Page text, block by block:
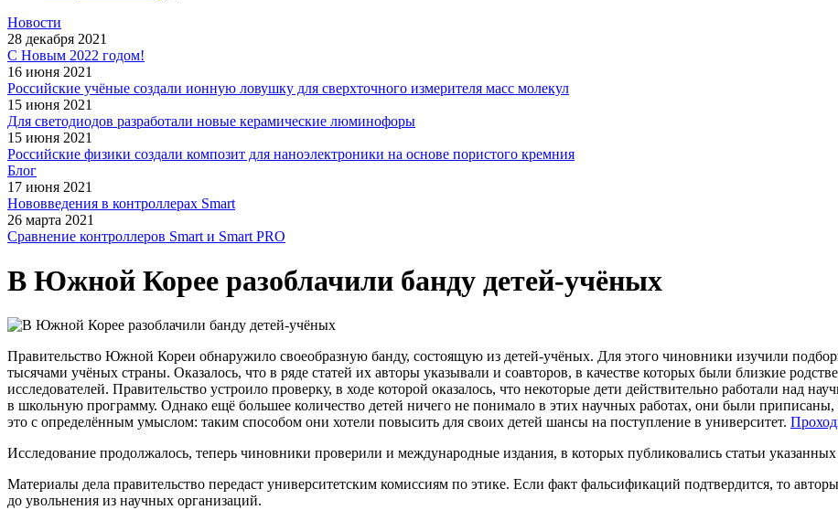
Новости
28 декабря 2021
С Новым 2022 годом!
16 июня 2021
Российские учёные создали ионную ловушку для сверхточного измерителя масс молекул
15 июня 2021
Для светодиодов разработали новые керамические люминофоры
15 июня 2021
Российские физики создали композит для наноэлектроники на основе пористого кремния
Блог
17 июня 2021
Нововведения в контроллерах Smart
26 марта 2021
Сравнение контроллеров Smart и Smart PRO
В Южной Корее разоблачили банду детей-учёных
Правительство Южной Кореи обнаружило своеобразную банду, состоящую из детей-учёных. Для этого чиновники изучили
тысячами учёных страны. Оказалось, что в ряде статей их авторы указывали и соавторов, в качестве которых были близкие
исследователей. Правительство устроило проверку, в ходе которой оказалось, что некоторые дети действительно работали над
в школьную программу. Однако ещё большее количество детей ничего не понимало в этих научных работах, они были приписаны,
это с определённым умыслом: таким способом они хотели повысить для своих детей шансы на поступление в университет.
Исследование продолжалось, теперь чиновники проверили и международные издания, в которых публиковались статьи указанных
Материалы дела правительство передаст университетским комиссиям по этике. Если факт фальсификаций подтвердится, то
до увольнения из научных организаций.